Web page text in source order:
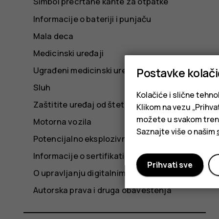
Informacije o bateriji i punjaču
Mala deca
Medicinski uređaji
Ugrađeni medicinski uređaji
Sluh
Zaštitite uređaj od štetnog sadržaja
Motorna vozila
Potencijalno eksplozivne sredine
Informacije o sertifikatima
O upravljanju digitalnim pravima
Autorska prava i druga obaveštenja
Postavke
Kolačiće i slične
Klikom na vezu
možete u svakom
Saznajte više o našim
Prihvati sve